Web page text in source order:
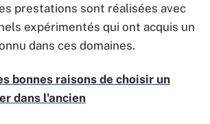
prestations sont réalisées avec
expérimentés qui ont acquis un
dans ces domaines.
bonnes raisons de choisir un
dans l'ancien